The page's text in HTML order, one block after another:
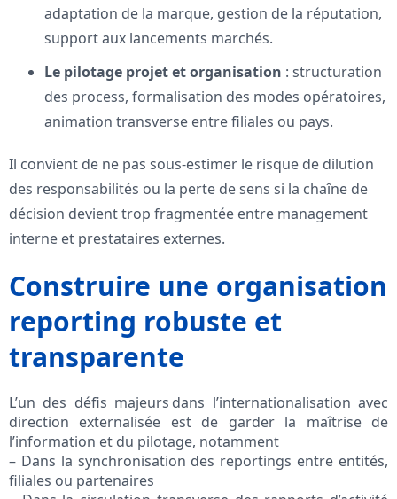
adaptation de la marque, gestion de la réputation,
support aux lancements marchés.
Le pilotage projet et organisation : structuration
des process, formalisation des modes opératoires,
animation transverse entre filiales ou pays.
Il convient de ne pas sous-estimer le risque de dilution
des responsabilités ou la perte de sens si la chaîne de
décision devient trop fragmentée entre management
interne et prestataires externes.
Construire une organisation
reporting robuste et
transparente
L’un des défis majeurs dans l’internationalisation avec
direction externalisée est de garder la maîtrise de
l’information et du pilotage, notamment
– Dans la synchronisation des reportings entre entités,
filiales ou partenaires